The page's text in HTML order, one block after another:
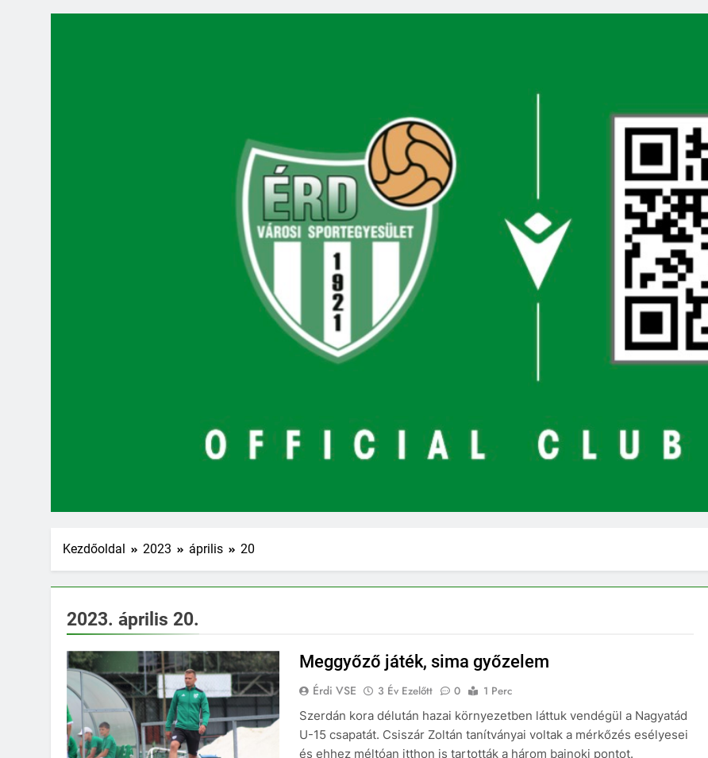
Kezdőoldal 2023 április 20
2023. április 20.
Meggyőző játék, sima győzelem
Érdi VSE 3 Év Ezelőtt 0
1 Perc
Szerdán kora délután hazai környezetben láttuk vendégül a Nagyatád
U-15 csapatát. Csiszár Zoltán tanítványai voltak a mérkőzés esélyesei
és ehhez méltóan itthon is tartották a három bajnoki pontot.